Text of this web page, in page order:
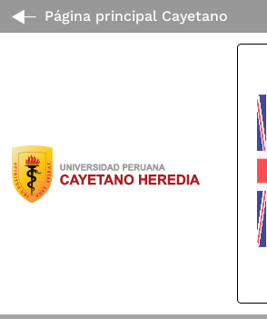
Página principal Cayetano